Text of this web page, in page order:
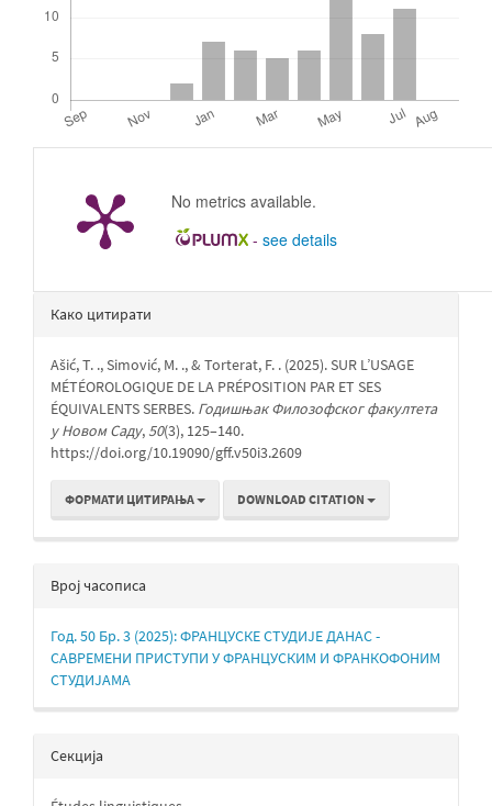
No metrics available.
- see details
Детаљи
Како цитирати
Ašić, T. ., Simović, M. ., & Torterat, F. . (2025). SUR L’USAGE
MÉTÉOROLOGIQUE DE LA PRÉPOSITION PAR ET SES
ÉQUIVALENTS SERBES. Годишњак Филозофског факултета
у Новом Саду, 50(3), 125–140.
https://doi.org/10.19090/gff.v50i3.2609
ФОРМАТИ ЦИТИРАЊА DOWNLOAD CITATION
Bрој часописа
Год. 50 Бр. 3 (2025): ФРАНЦУСКЕ СТУДИЈЕ ДАНАС -
САВРЕМЕНИ ПРИСТУПИ У ФРАНЦУСКИМ И ФРАНКОФОНИМ
СТУДИЈАМА
Секција